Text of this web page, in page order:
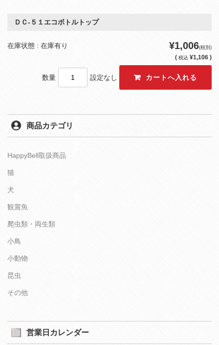
ＤＣ‐５１エコボトルトップ
在庫状態 : 在庫有り ¥1,006(税別)
( 税込 ¥1,106 )
数量 設定なし
商品カテゴリ
HappyBell取扱商品
猫
犬
観賞魚
爬虫類・両生類
小鳥
小動物
昆虫
その他
営業日カレンダー